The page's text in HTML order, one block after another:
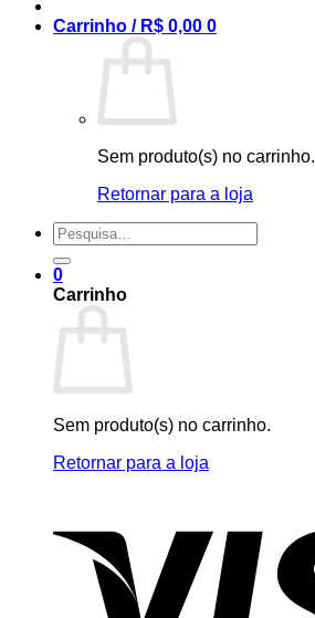
Carrinho / R$ 0,00 0
Sem produto(s) no carrinho.
Retornar para a loja
Pesquisar
por:
0
Carrinho
Sem produto(s) no carrinho.
Retornar para a loja